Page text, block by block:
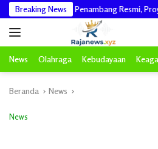
Langsung
ke
konten
Breaking News
dari Penambang Resmi, Proyek
News Olahraga Kebudayaan
Beranda News
News